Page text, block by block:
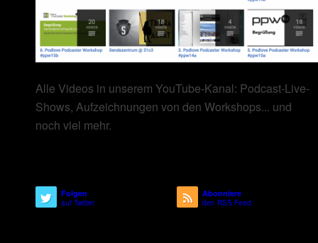
Alle Videos in unserem YouTube-Kanal: Podcast-Live-
Shows, Aufzeichnungen von den Workshops... und
noch viel mehr.
Folgen
auf Twitter
Abonniere
den RSS Feed